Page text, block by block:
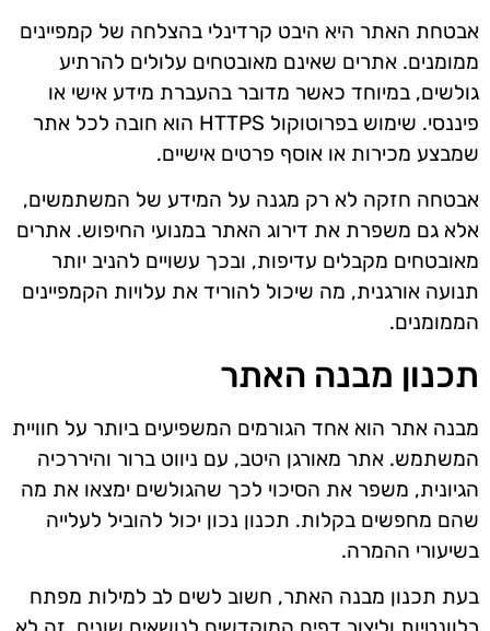
אבטחת האתר היא היבט קרדינלי בהצלחה של קמפיינים
ממומנים. אתרים שאינם מאובטחים עלולים להרתיע
גולשים, במיוחד כאשר מדובר בהעברת מידע אישי או
פיננסי. שימוש בפרוטוקול HTTPS הוא חובה לכל אתר
שמבצע מכירות או אוסף פרטים אישיים.
אבטחה חזקה לא רק מגנה על המידע של המשתמשים,
אלא גם משפרת את דירוג האתר במנועי החיפוש. אתרים
מאובטחים מקבלים עדיפות, ובכך עשויים להניב יותר
תנועה אורגנית, מה שיכול להוריד את עלויות הקמפיינים
הממומנים.
תכנון מבנה האתר
מבנה אתר הוא אחד הגורמים המשפיעים ביותר על חוויית
המשתמש. אתר מאורגן היטב, עם ניווט ברור והיררכיה
הגיונית, משפר את הסיכוי לכך שהגולשים ימצאו את מה
שהם מחפשים בקלות. תכנון נכון יכול להוביל לעלייה
בשיעורי ההמרה.
בעת תכנון מבנה האתר, חשוב לשים לב למילות מפתח